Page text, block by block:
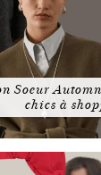
Soeur
chics à